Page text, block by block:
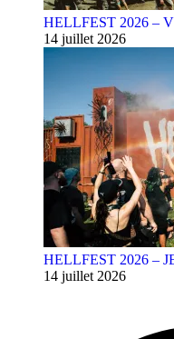
HELLFEST 2026 –
14 juillet 2026
HELLFEST 2026 –
14 juillet 2026